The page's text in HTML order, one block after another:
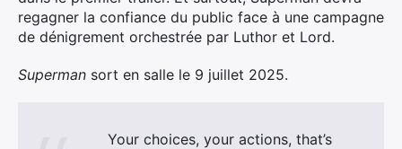
regagner la confiance du public face à une campagne
de dénigrement orchestrée par Luthor et Lord.
Superman sort en salle le 9 juillet 2025.
Your choices, your actions, that’s